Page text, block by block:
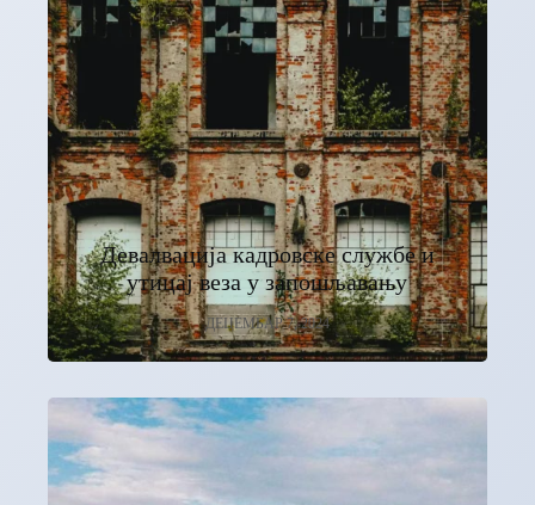
Девалвација кадровске службе и
утицај веза у запошљавању
ДЕЦЕМБАР 7, 2024